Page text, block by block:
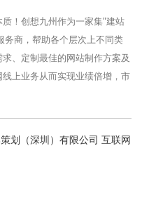
！创想九州作为一家集"建站
务商，帮助各个层次上不同类
、定制最佳的网站制作方案及
上业务从而实现业绩倍增，市
划（深圳）有限公司 互联网